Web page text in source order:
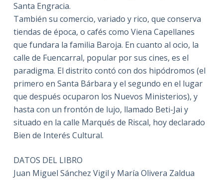
Santa Engracia.
También su comercio, variado y rico, que conserva
tiendas de época, o cafés como Viena Capellanes
que fundara la familia Baroja. En cuanto al ocio, la
calle de Fuencarral, popular por sus cines, es el
paradigma. El distrito contó con dos hipódromos (el
primero en Santa Bárbara y el segundo en el lugar
que después ocuparon los Nuevos Ministerios), y
hasta con un frontón de lujo, llamado Beti-Jai y
situado en la calle Marqués de Riscal, hoy declarado
Bien de Interés Cultural.
DATOS DEL LIBRO
Juan Miguel Sánchez Vigil y María Olivera Zaldua